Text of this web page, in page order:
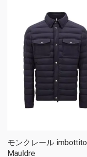
モンクレール imbottito
Mauldre